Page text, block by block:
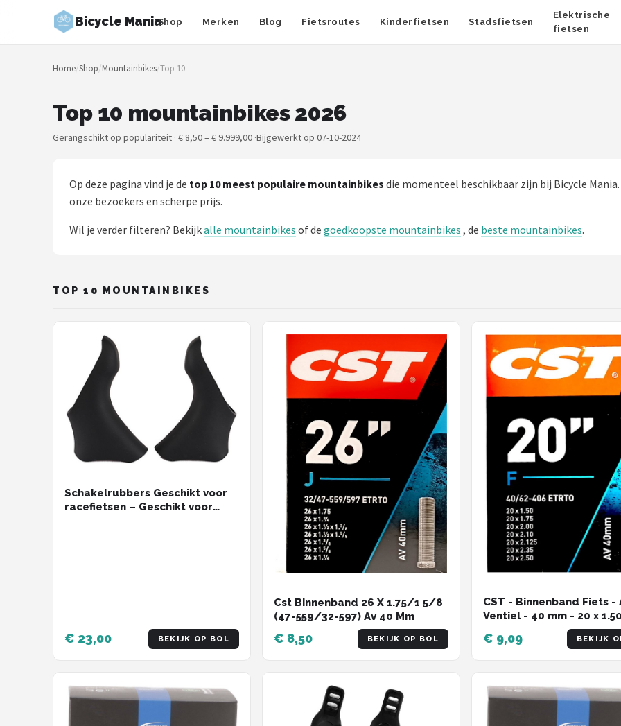
Bicycle ManiaShop Merken Blog Fietsroutes Kinderfietsen Stadsfietsen
Elektrische
fietsen
Zoeken
NAVIGATIE
Merken
Fietsroutes
Kinderfietsen
Mountainbikes
POPULAIRE MERKEN
Voltano
Shimano
Home/Shop/Mountainbikes/Top 10
Top 10 mountainbikes 2026
Gerangschikt op populariteit · € 8,50 – € 9.999,00 ·Bijgewerkt op 07-10-2024
Op deze pagina vind je de top 10 meest populaire mountainbikes die momenteel beschikbaar zijn bij Bicycle
onze bezoekers en scherpe prijs.
Wil je verder filteren? Bekijkalle mountainbikes of de goedkoopste mountainbikes , de beste mountainbikes.
TOP 10 MOUNTAINBIKES
Schakelrubbers Geschikt voor
racefietsen – Geschikt voor
€ 23,00 BEKIJK OP BOL
Cst Binnenband 26 X 1.75/1 5/8
(47-559/32-597) Av 40 Mm
€ 8,50 BEKIJK OP BOL
CST - Binnenband Fiets -
Ventiel - 40 mm -
€ 9,09 BEKIJK